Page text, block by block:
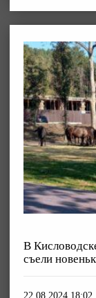
В
съели
22.08.2024 18:02